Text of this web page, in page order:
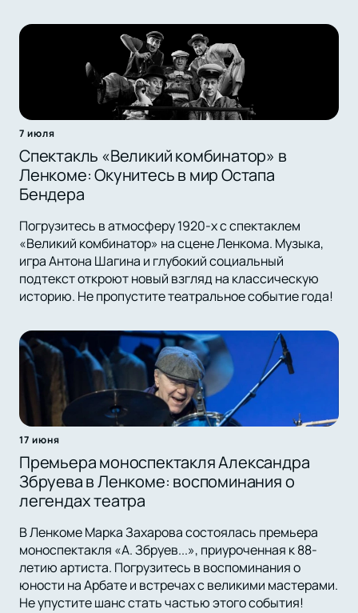
7 июля
Спектакль «Великий комбинатор» в
Ленкоме: Окунитесь в мир Остапа
Бендера
Погрузитесь в атмосферу 1920-х с спектаклем
«Великий комбинатор» на сцене Ленкома. Музыка,
игра Антона Шагина и глубокий социальный
подтекст откроют новый взгляд на классическую
историю. Не пропустите театральное событие года!
17 июня
Премьера моноспектакля Александра
Збруева в Ленкоме: воспоминания о
легендах театра
В Ленкоме Марка Захарова состоялась премьера
моноспектакля «А. Збруев...», приуроченная к 88-
летию артиста. Погрузитесь в воспоминания о
юности на Арбате и встречах с великими мастерами.
Не упустите шанс стать частью этого события!